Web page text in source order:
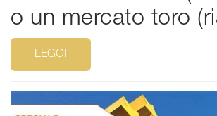
o un mercato toro
LEGGI